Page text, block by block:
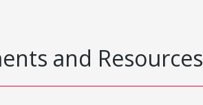
and Resources